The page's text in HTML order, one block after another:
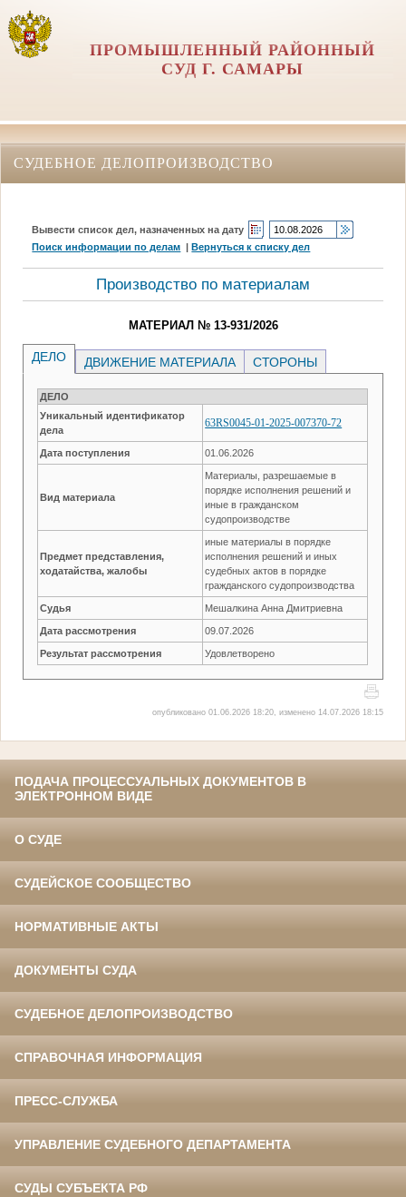
ПРОМЫШЛЕННЫЙ РАЙОННЫЙ
СУД Г. САМАРЫ
СУДЕБНОЕ ДЕЛОПРОИЗВОДСТВО
Вывести список дел, назначенных на дату
Поиск информации по делам |Вернуться к списку дел
Производство по материалам
МАТЕРИАЛ № 13-931/2026
ДЕЛО ДВИЖЕНИЕ МАТЕРИАЛА СТОРОНЫ
ДЕЛО
Уникальный идентификатор
дела
63RS0045-01-2025-007370-72
Дата поступления 01.06.2026
Вид материала
Материалы, разрешаемые в
порядке исполнения решений и
иные в гражданском
судопроизводстве
Предмет представления,
ходатайства, жалобы
иные материалы в порядке
исполнения решений и иных
судебных актов в порядке
гражданского судопроизводства
Судья Мешалкина Анна Дмитриевна
Дата рассмотрения 09.07.2026
Результат рассмотрения Удовлетворено
опубликовано 01.06.2026 18:20, изменено 14.07.2026 18:15
ПОДАЧА ПРОЦЕССУАЛЬНЫХ ДОКУМЕНТОВ В
ЭЛЕКТРОННОМ ВИДЕ
О СУДЕ
СУДЕЙСКОЕ СООБЩЕСТВО
НОРМАТИВНЫЕ АКТЫ
ДОКУМЕНТЫ СУДА
СУДЕБНОЕ ДЕЛОПРОИЗВОДСТВО
СПРАВОЧНАЯ ИНФОРМАЦИЯ
ПРЕСС-СЛУЖБА
УПРАВЛЕНИЕ СУДЕБНОГО ДЕПАРТАМЕНТА
СУДЫ СУБЪЕКТА РФ